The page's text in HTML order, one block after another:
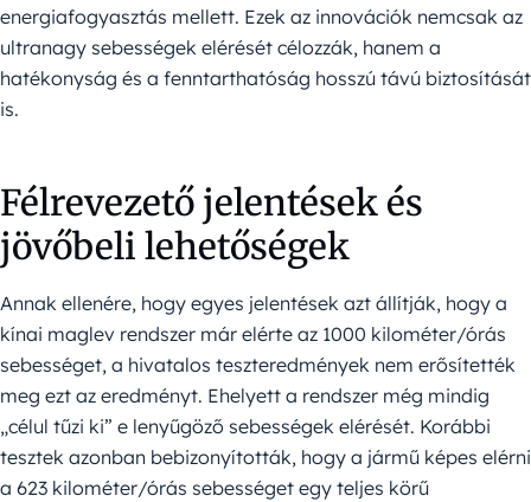
energiafogyasztás mellett. Ezek az innovációk nemcsak az
ultranagy sebességek elérését célozzák, hanem a
hatékonyság és a fenntarthatóság hosszú távú biztosítását
is.
Félrevezető jelentések és
jövőbeli lehetőségek
Annak ellenére, hogy egyes jelentések azt állítják, hogy a
kínai maglev rendszer már elérte az 1000 kilométer/órás
sebességet, a hivatalos teszteredmények nem erősítették
meg ezt az eredményt. Ehelyett a rendszer még mindig
„célul tűzi ki” e lenyűgöző sebességek elérését. Korábbi
tesztek azonban bebizonyították, hogy a jármű képes elérni
a 623 kilométer/órás sebességet egy teljes körű